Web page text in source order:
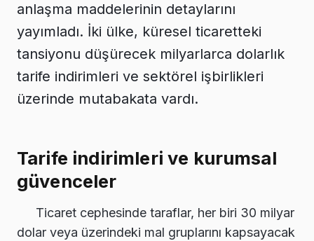
anlaşma maddelerinin detaylarını
yayımladı. İki ülke, küresel ticaretteki
tansiyonu düşürecek milyarlarca dolarlık
tarife indirimleri ve sektörel işbirlikleri
üzerinde mutabakata vardı.
Tarife indirimleri ve kurumsal
güvenceler
Ticaret cephesinde taraflar, her biri 30 milyar
dolar veya üzerindeki mal gruplarını kapsayacak